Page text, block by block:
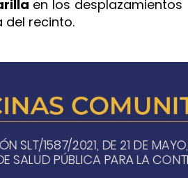
en los desplazamientos
del recinto.